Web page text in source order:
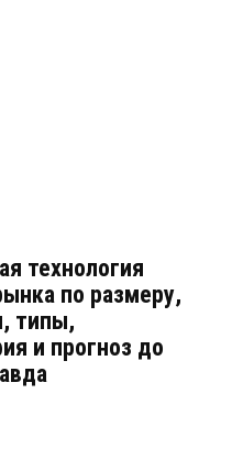
технология
по размеру,
типы,
и прогноз до